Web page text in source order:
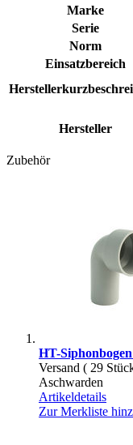
Marke
Serie
Norm
Einsatzbereich
Hersteller
Zubehör
HT-
Versand ( 29
Aschwarden
Artikeldetails
Zur Merkliste